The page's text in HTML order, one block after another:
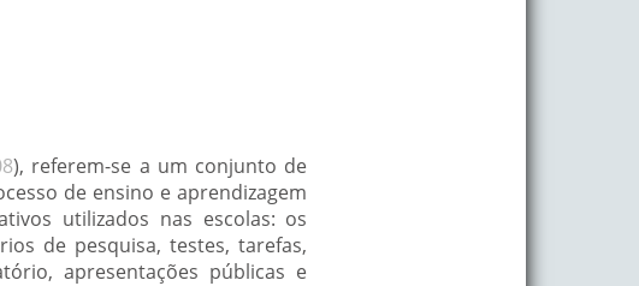
), referem-se a um conjunto de
de ensino e aprendizagem
utilizados nas escolas: os
de pesquisa, testes, tarefas,
apresentações públicas e